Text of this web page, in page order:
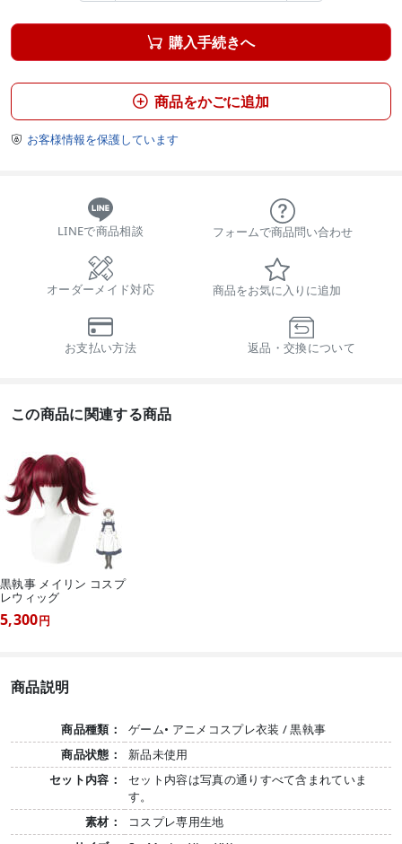
 購入手続きへ
 商品をかごに追加
 お客様情報を保護しています
LINEで商品相談 フォームで商品問い合わせ
オーダーメイド対応 商品をお気に入りに追加
お支払い方法 返品・交換について
この商品に関連する商品
黒執事 メイリン コスプ
レウィッグ
5,300円
商品説明
商品種類：
ゲーム• アニメコスプレ衣装 / 黒執事
商品状態：
新品未使用
セット内容：
セット内容は写真の通りすべて含まれていま
す。
素材：
コスプレ専用生地